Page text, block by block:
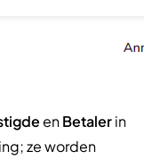
enBetalerin
ze worden